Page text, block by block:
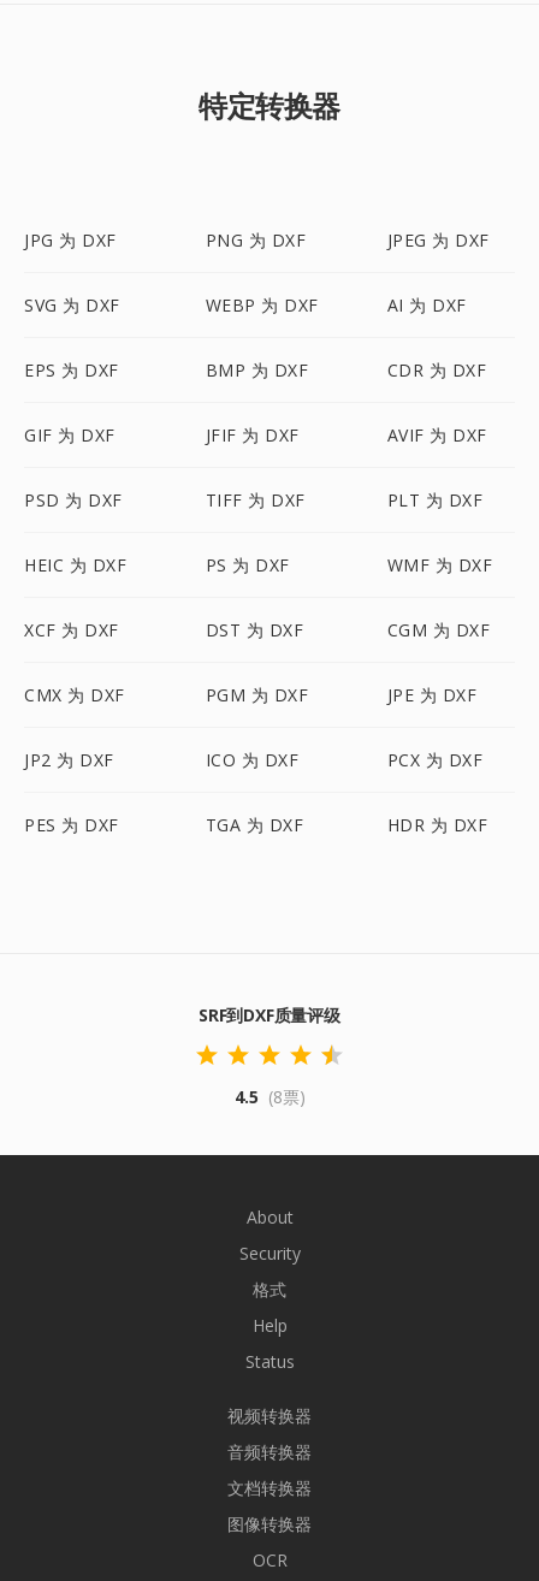
特定转换器
JPG 为 DXF PNG 为 DXF JPEG 为 DXF
SVG 为 DXF WEBP 为 DXF AI 为 DXF
EPS 为 DXF BMP 为 DXF CDR 为 DXF
GIF 为 DXF JFIF 为 DXF AVIF 为 DXF
PSD 为 DXF TIFF 为 DXF PLT 为 DXF
HEIC 为 DXF PS 为 DXF WMF 为 DXF
XCF 为 DXF DST 为 DXF CGM 为 DXF
CMX 为 DXF PGM 为 DXF JPE 为 DXF
JP2 为 DXF ICO 为 DXF PCX 为 DXF
PES 为 DXF TGA 为 DXF HDR 为 DXF
SRF到DXF质量评级
4.5 (8票)
About
Security
格式
Help
Status
视频转换器
音频转换器
文档转换器
图像转换器
OCR